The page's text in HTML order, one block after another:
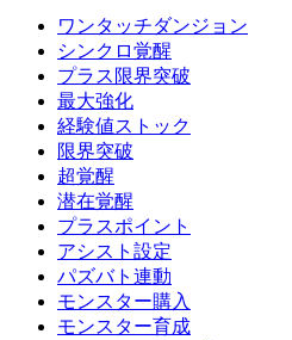
ワンタッチダンジョン
シンクロ覚醒
プラス限界突破
最大強化
経験値ストック
限界突破
超覚醒
潜在覚醒
プラスポイント
アシスト設定
パズバト連動
モンスター購入
モンスター育成